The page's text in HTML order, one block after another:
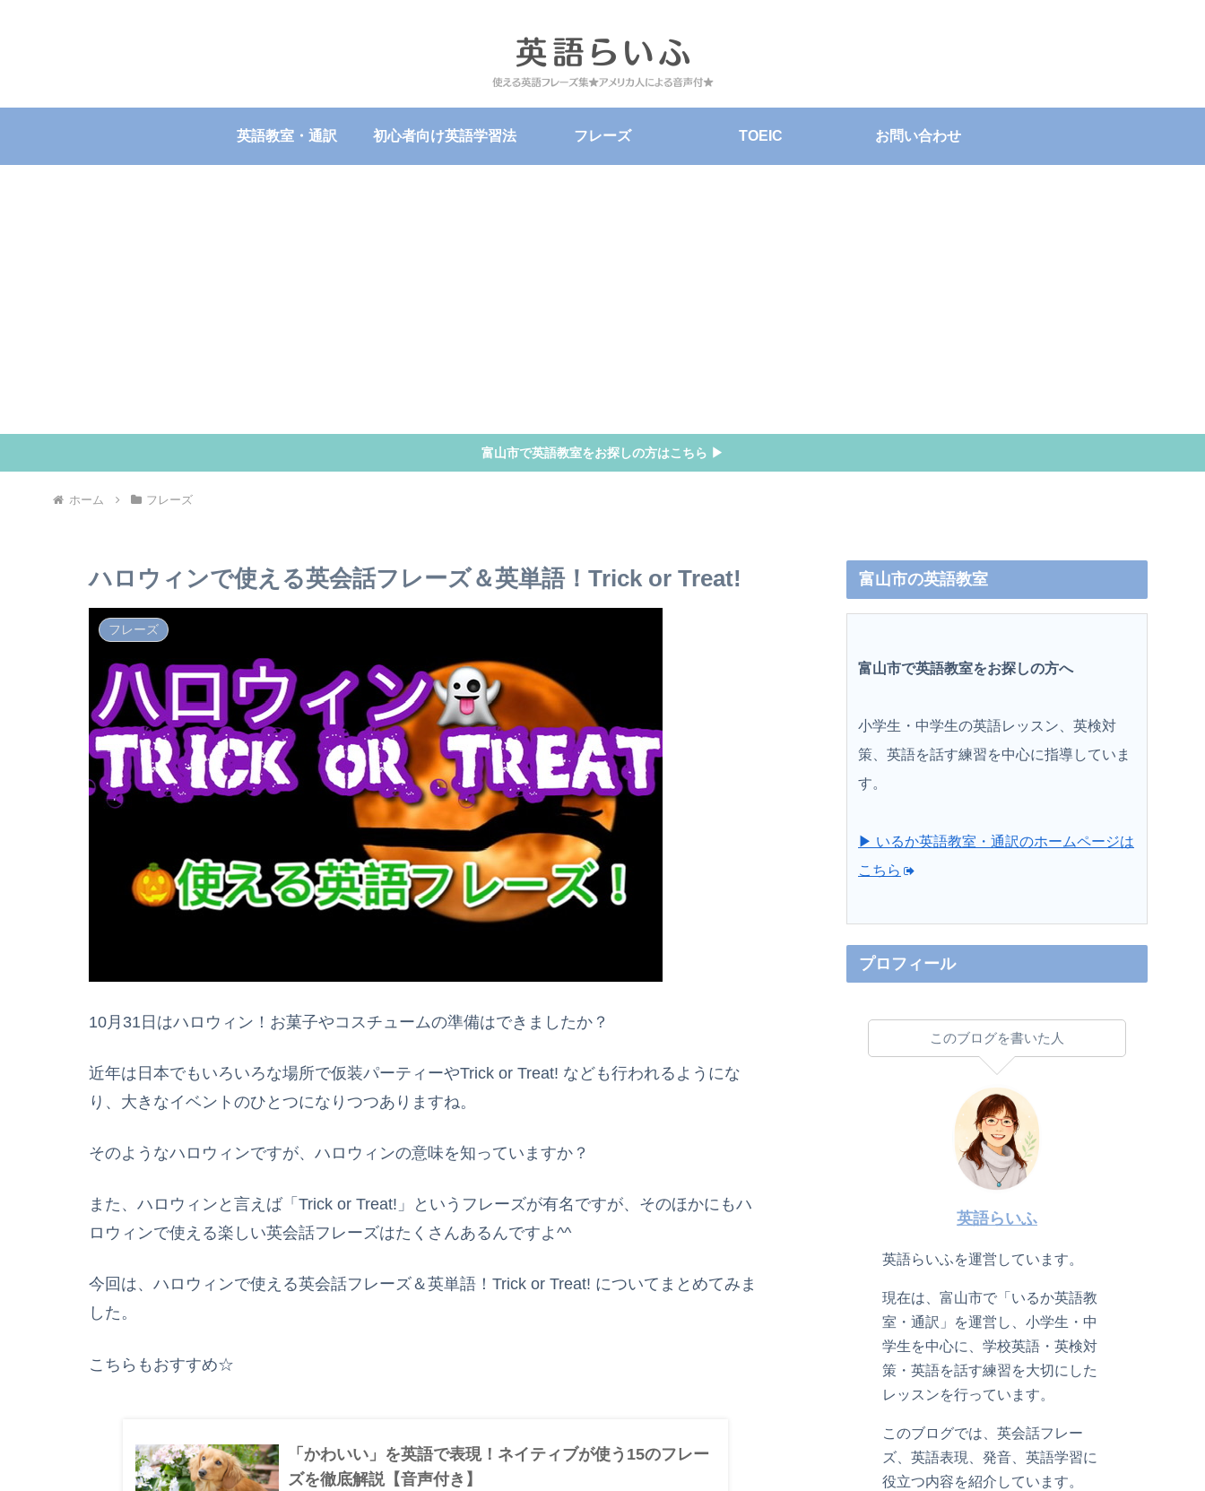
英語教室・通訳 初心者向け英語学習法 フレーズ TOEIC お問い合わせ
富山市で英語教室をお探しの方はこちら ▶
ホーム フレーズ
ハロウィンで使える英会話フレーズ＆英単語！Trick or Treat!
フレーズ
10月31日はハロウィン！お菓子やコスチュームの準備はできましたか？
近年は日本でもいろいろな場所で仮装パーティーやTrick or Treat! なども行われるようにな
り、大きなイベントのひとつになりつつありますね。
そのようなハロウィンですが、ハロウィンの意味を知っていますか？
また、ハロウィンと言えば「Trick or Treat!」というフレーズが有名ですが、そのほかにもハ
ロウィンで使える楽しい英会話フレーズはたくさんあるんですよ^^
今回は、ハロウィンで使える英会話フレーズ＆英単語！Trick or Treat! についてまとめてみま
した。
こちらもおすすめ☆
「かわいい」を英語で表現！ネイティブが使う15のフレー
ズを徹底解説【音声付き】
富山市の英語教室
富山市で英語教室をお探しの方へ
小学生・中学生の英語レッスン、英検対
策、英語を話す練習を中心に指導していま
す。
▶ いるか英語教室・通訳のホームページは
こちら
プロフィール
このブログを書いた人
英語らいふ
英語らいふを運営しています。
現在は、富山市で「いるか英語教
室・通訳」を運営し、小学生・中
学生を中心に、学校英語・英検対
策・英語を話す練習を大切にした
レッスンを行っています。
このブログでは、英会話フレー
ズ、英語表現、発音、英語学習に
役立つ内容を紹介しています。